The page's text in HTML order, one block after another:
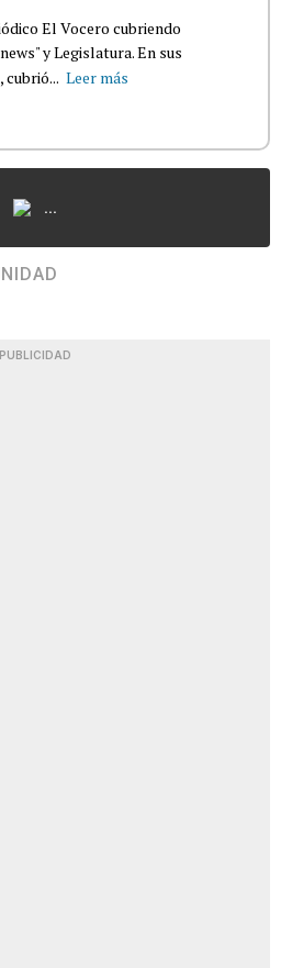
El Vocero cubriendo
y Legislatura. En sus
cubrió... Leer más
...
PUBLICIDAD